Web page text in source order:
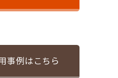
事例はこちら